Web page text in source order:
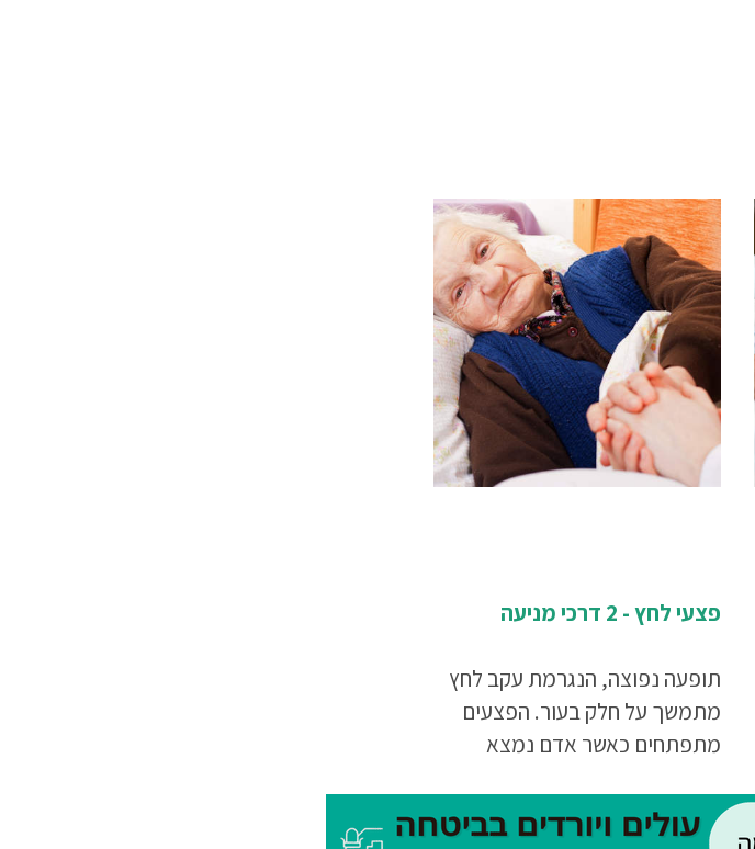
פצעי לחץ - 2 דרכי מניעה
תופעה נפוצה, הנגרמת עקב לחץ
מתמשך על חלק בעור. הפצעים
מתפתחים כאשר אדם נמצא
ממושך, כשהעצם נלחצת אל העור
בכוח. זוהי בעיה מוכרת שאיתה